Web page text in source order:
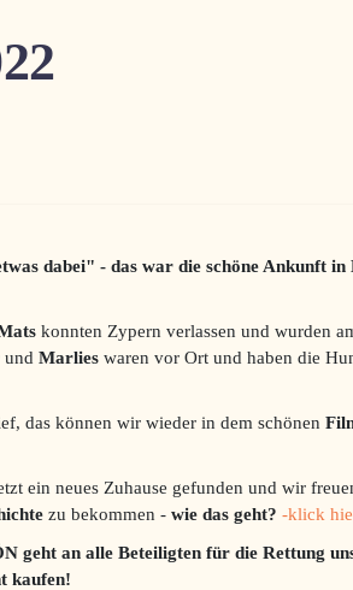
dabei" - das war die schöne Ankunft
konnten Zypern verlassen und wurden
und Marlieswaren vor Ort und haben die
das können wir wieder in dem schönen
ein neues Zuhause gefunden und wir
zu bekommen - wie das geht? -klick
geht an alle Beteiligten für die Rettung
kaufen!